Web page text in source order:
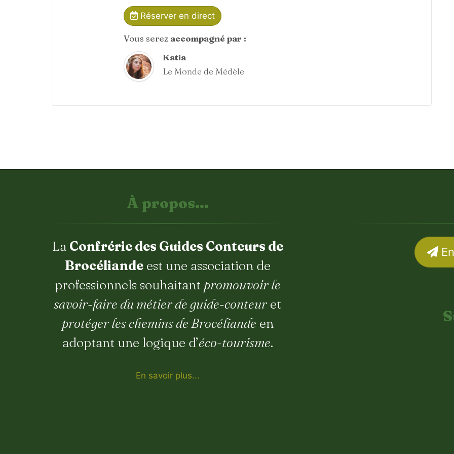
Réserver en direct
Vous serez accompagné par :
Katia
Le Monde de Médèle
À propos...
La Confrérie des Guides Conteurs de
Brocéliandeest une association de
professionnels souhaitant promouvoir le
savoir-faire du métier de guide-conteuret
protéger les chemins de Brocéliande en
adoptant une logique d’éco-tourisme.
En savoir plus...